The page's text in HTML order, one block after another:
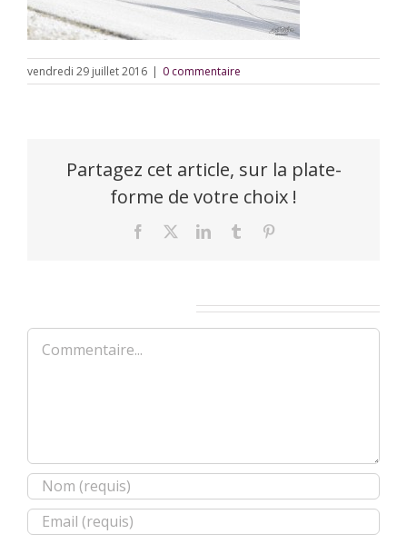
vendredi 29 juillet 2016 | 0 commentaire
Partagez cet article, sur la plate-
forme de votre choix !
Facebook LinkedInTumblr
Commentaire